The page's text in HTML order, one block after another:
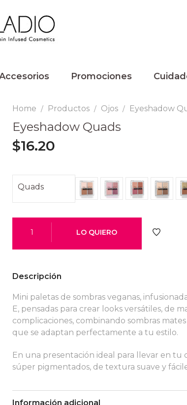
Promociones
Home / Productos / Ojos / Eyeshadow
Eyeshadow Quads
$16.20
Quads
Descripción
Mini paletas de sombras veganas,
E, pensadas para crear looks versátiles, de
complicaciones, combinando sombras
que se adaptan perfectamente a tu estilo.
En una presentación ideal para llevar en tu
súper pigmentados, de textura suave y
Información adicional